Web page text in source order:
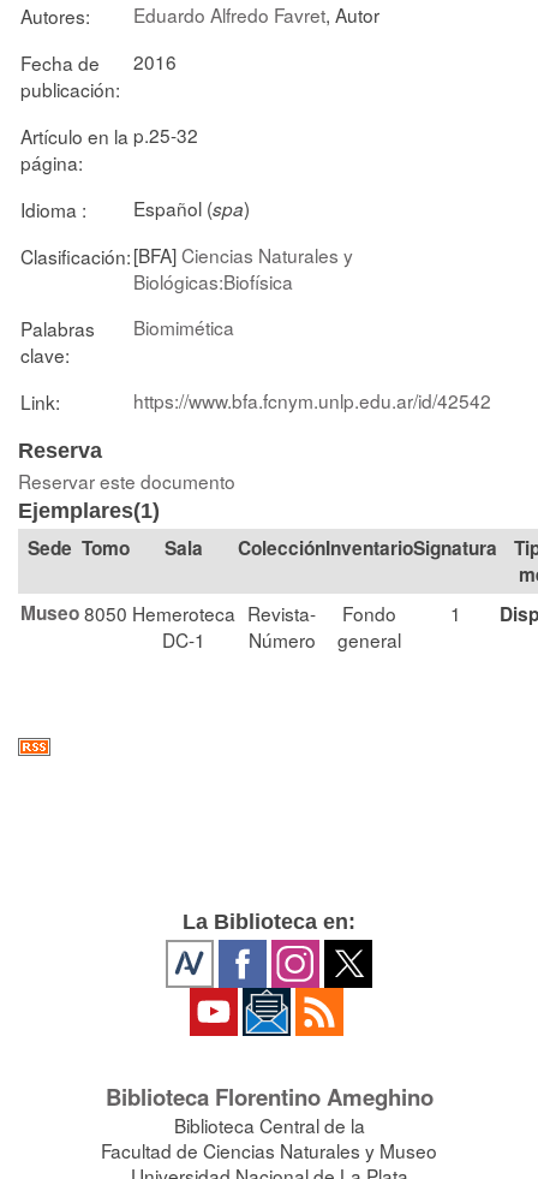
Autores: Eduardo Alfredo Favret, Autor
Fecha de
publicación:
2016
Artículo en la
página:
p.25-32
Idioma : Español (spa)
Clasificación:[BFA]Ciencias Naturales y
Biológicas:Biofísica
Palabras
clave:
Biomimética
Link: https://www.bfa.fcnym.unlp.edu.ar/id/42542
Reserva
Reservar este documento
Ejemplares(1)
Tomo Sala Colección Signatura
Museo8050 Hemeroteca
DC-1
Revista-
Número
Fondo
general
1
La Biblioteca en:
Biblioteca Florentino Ameghino
Biblioteca Central de la
Facultad de Ciencias Naturales y Museo